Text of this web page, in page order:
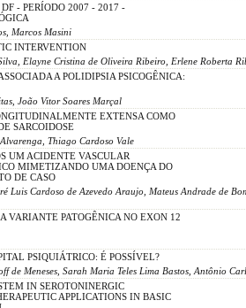
- PERÍODO 2007 - 2017 -
Marcos Masini
INTERVENTION
Elayne Cristina de Oliveira Ribeiro, Erlene Roberta
A POLIDIPSIA PSICOGÊNICA:
João Vitor Soares Marçal
EXTENSA COMO
SARCOIDOSE
Thiago Cardoso Vale
UM ACIDENTE VASCULAR
MIMETIZANDO UMA DOENÇA DO
DE CASO
Cardoso de Azevedo Araujo, Mateus Andrade de
VARIANTE PATOGÊNICA NO EXON 12
PSIQUIÁTRICO: É POSSÍVEL?
Meneses, Sarah Maria Teles Lima Bastos, Antônio
IN SEROTONINERGIC
APPLICATIONS IN BASIC